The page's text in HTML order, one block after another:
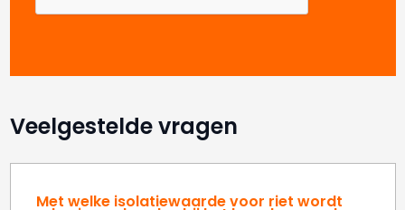
Veelgestelde vragen
Met welke isolatiewaarde voor riet wordt